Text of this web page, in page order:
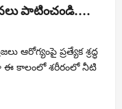
పాటించండి….
ఆరోగ్యంపై ప్రత్యేక శ్రద్ధ
ఈ కాలంలో శరీరంలో నీటి